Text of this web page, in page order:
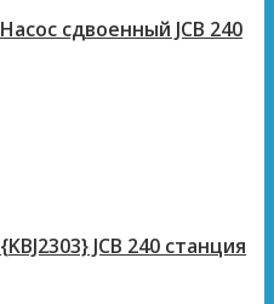
Насос сдвоенный JCB 240
{KBJ2303} JCB 240 станция